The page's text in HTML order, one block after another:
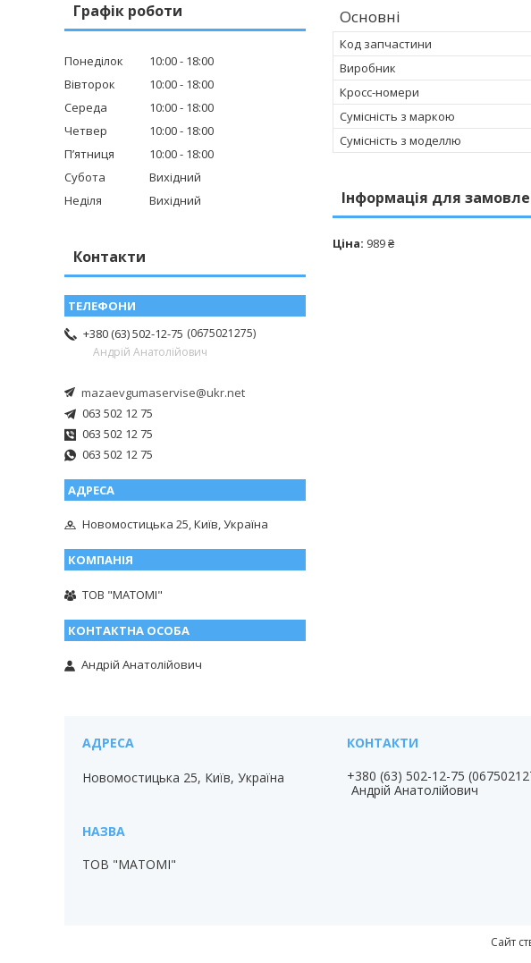
Основні
Код запчастини
Виробник
Кросс-номери
Сумісність з маркою
Сумісність з моделлю
Інформація для
Ціна: 989 ₴
Графік роботи
Понеділок 10:00
18:00
Вівторок
10:00
18:00
Середа
10:00
18:00
Четвер
10:00
18:00
Пʼятниця
10:00
18:00
Субота
Вихідний
Неділя
Вихідний
Контакти
+380 (63) 502-12-75 0675021275
Андрій Анатолійович
mazaevgumaservise@ukr.net
063 502 12 75
063 502 12 75
063 502 12 75
Новомостицька 25, Київ, Україна
ТОВ "МАТОМІ"
Андрій Анатолійович
Новомостицька 25, Київ, Україна
ТОВ "МАТОМІ"
+380 (63) 502-12-75
Андрій Анатолійович
Сайт